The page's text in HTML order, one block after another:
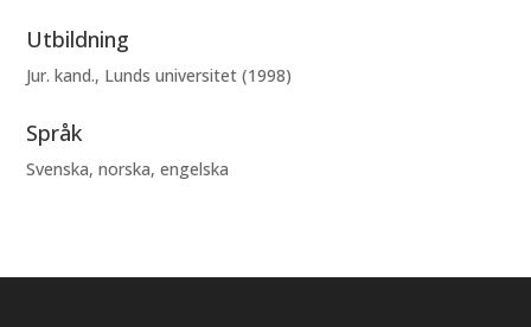
Utbildning
Jur. kand., Lunds universitet (1998)
Språk
Svenska, norska, engelska